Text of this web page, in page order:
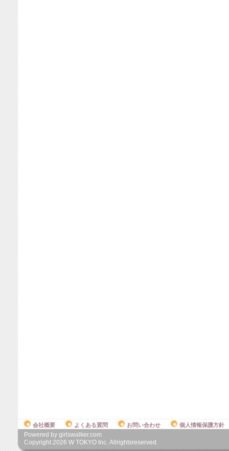
会社概要 よくある質問 お問い合わせ 個人情報保護方針
Powered by girlswalker.com
Copyright 2026 W TOKYO Inc. Allrightsreserved.